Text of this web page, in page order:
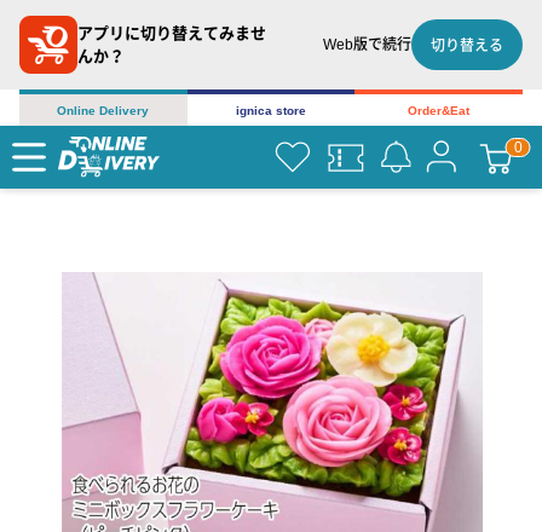
アプリに切り替えてみませ
んか？
Web版で続行 切り替える
Online Delivery ignica store Order&Eat